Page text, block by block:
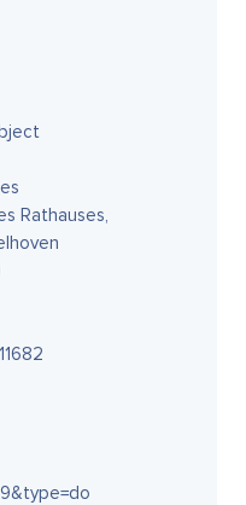
Rathauses,